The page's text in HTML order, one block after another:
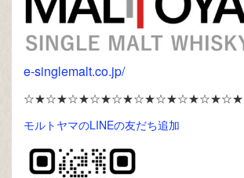
e-singlemalt.co.jp/
モルトヤマのLINEの友だち追加